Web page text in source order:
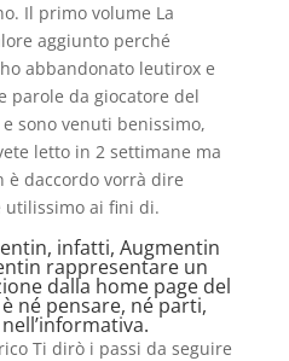
Il primo volume La
aggiunto perché
abbandonato leutirox e
parole da giocatore del
sono venuti benissimo,
letto in 2 settimane ma
è daccordo vorrà dire
utilissimo ai fini di.
infatti, Augmentin
rappresentare un
dalla home page del
né pensare, né parti,
Ti dirò i passi da seguire